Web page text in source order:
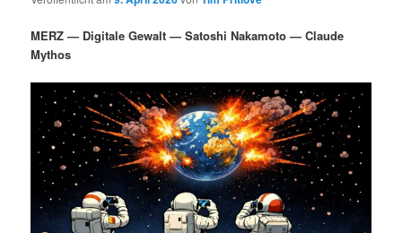
m
r
n
I
u
d
r
e
n
a
MERZ — Digitale Gewalt — Satoshi Nakamoto — Claude
Mythos